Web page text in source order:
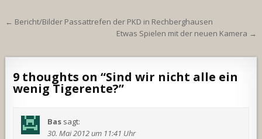
Beitragsnavigation
← Bericht/Bilder Passattrefen der PKD in Rechberghausen
Etwas Spielen mit der neuen Kamera →
9 thoughts on “Sind wir nicht alle ein
wenig Tigerente?”
Bas sagt:
30. Mai 2012 um 11:41 Uhr